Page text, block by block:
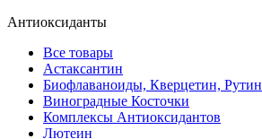
Антиоксиданты
Все товары
Астаксантин
Биофлаваноиды, Кверцетин, Рутин
Виноградные Косточки
Комплексы Антиоксидантов
Лютеин